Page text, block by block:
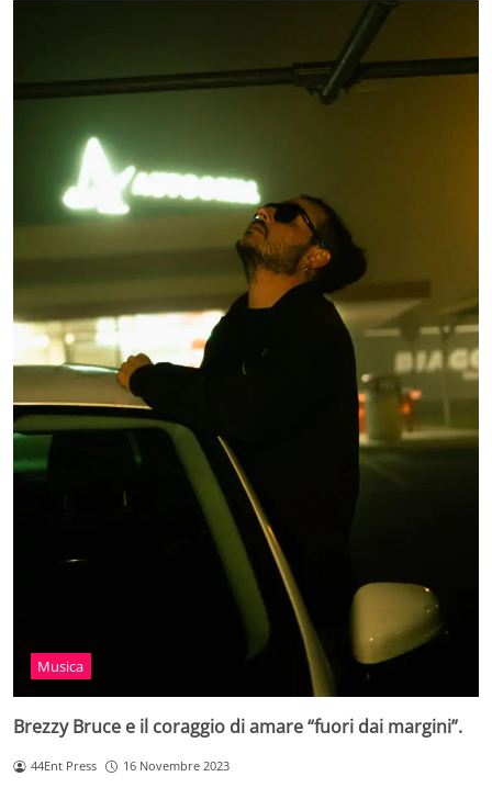
Musica
Brezzy Bruce e il coraggio di amare “fuori dai margini”.
44Ent Press 16 Novembre 2023